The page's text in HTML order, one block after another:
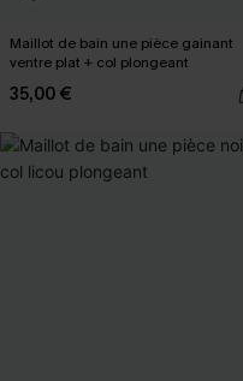
Maillot de bain une pièce gainant
ventre plat + col plongeant
35,00 €